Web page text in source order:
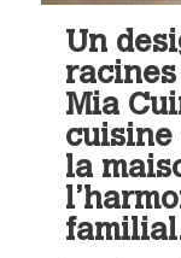
Un
Mia
cuisine
la